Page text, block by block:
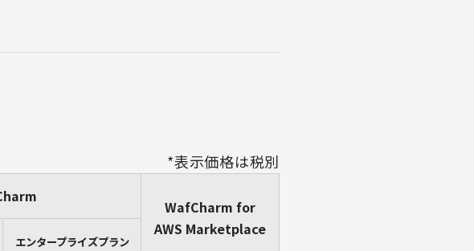
*表示価格は税別
WafCharm for
AWS Marketplace
エンタープライズプラン